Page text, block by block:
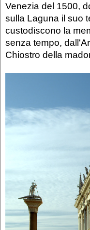
Venezia del 1500,
sulla Laguna il suo
custodiscono la
senza tempo,
Chiostro della